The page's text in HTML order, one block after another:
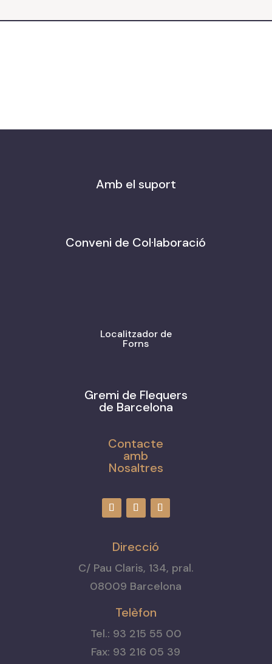
Amb el suport
Conveni de Col·laboració
Localitzador de
Forns
Gremi de Flequers
de Barcelona
Contacte
amb
Nosaltres
Direcció
C/ Pau Claris, 134, pral.
08009 Barcelona
Telèfon
Tel.: 93 215 55 00
Fax: 93 216 05 39